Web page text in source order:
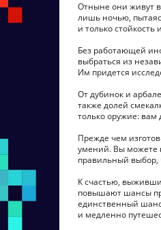
Отныне они живут в
лишь ночью,
и только
Без работающей
выбраться из
Им придется
От дубинок и
также долей
только оружие: вам
Прежде чем
умений. Вы можете
правильный выбор,
К счастью,
повышают шансы
единственный
и медленно